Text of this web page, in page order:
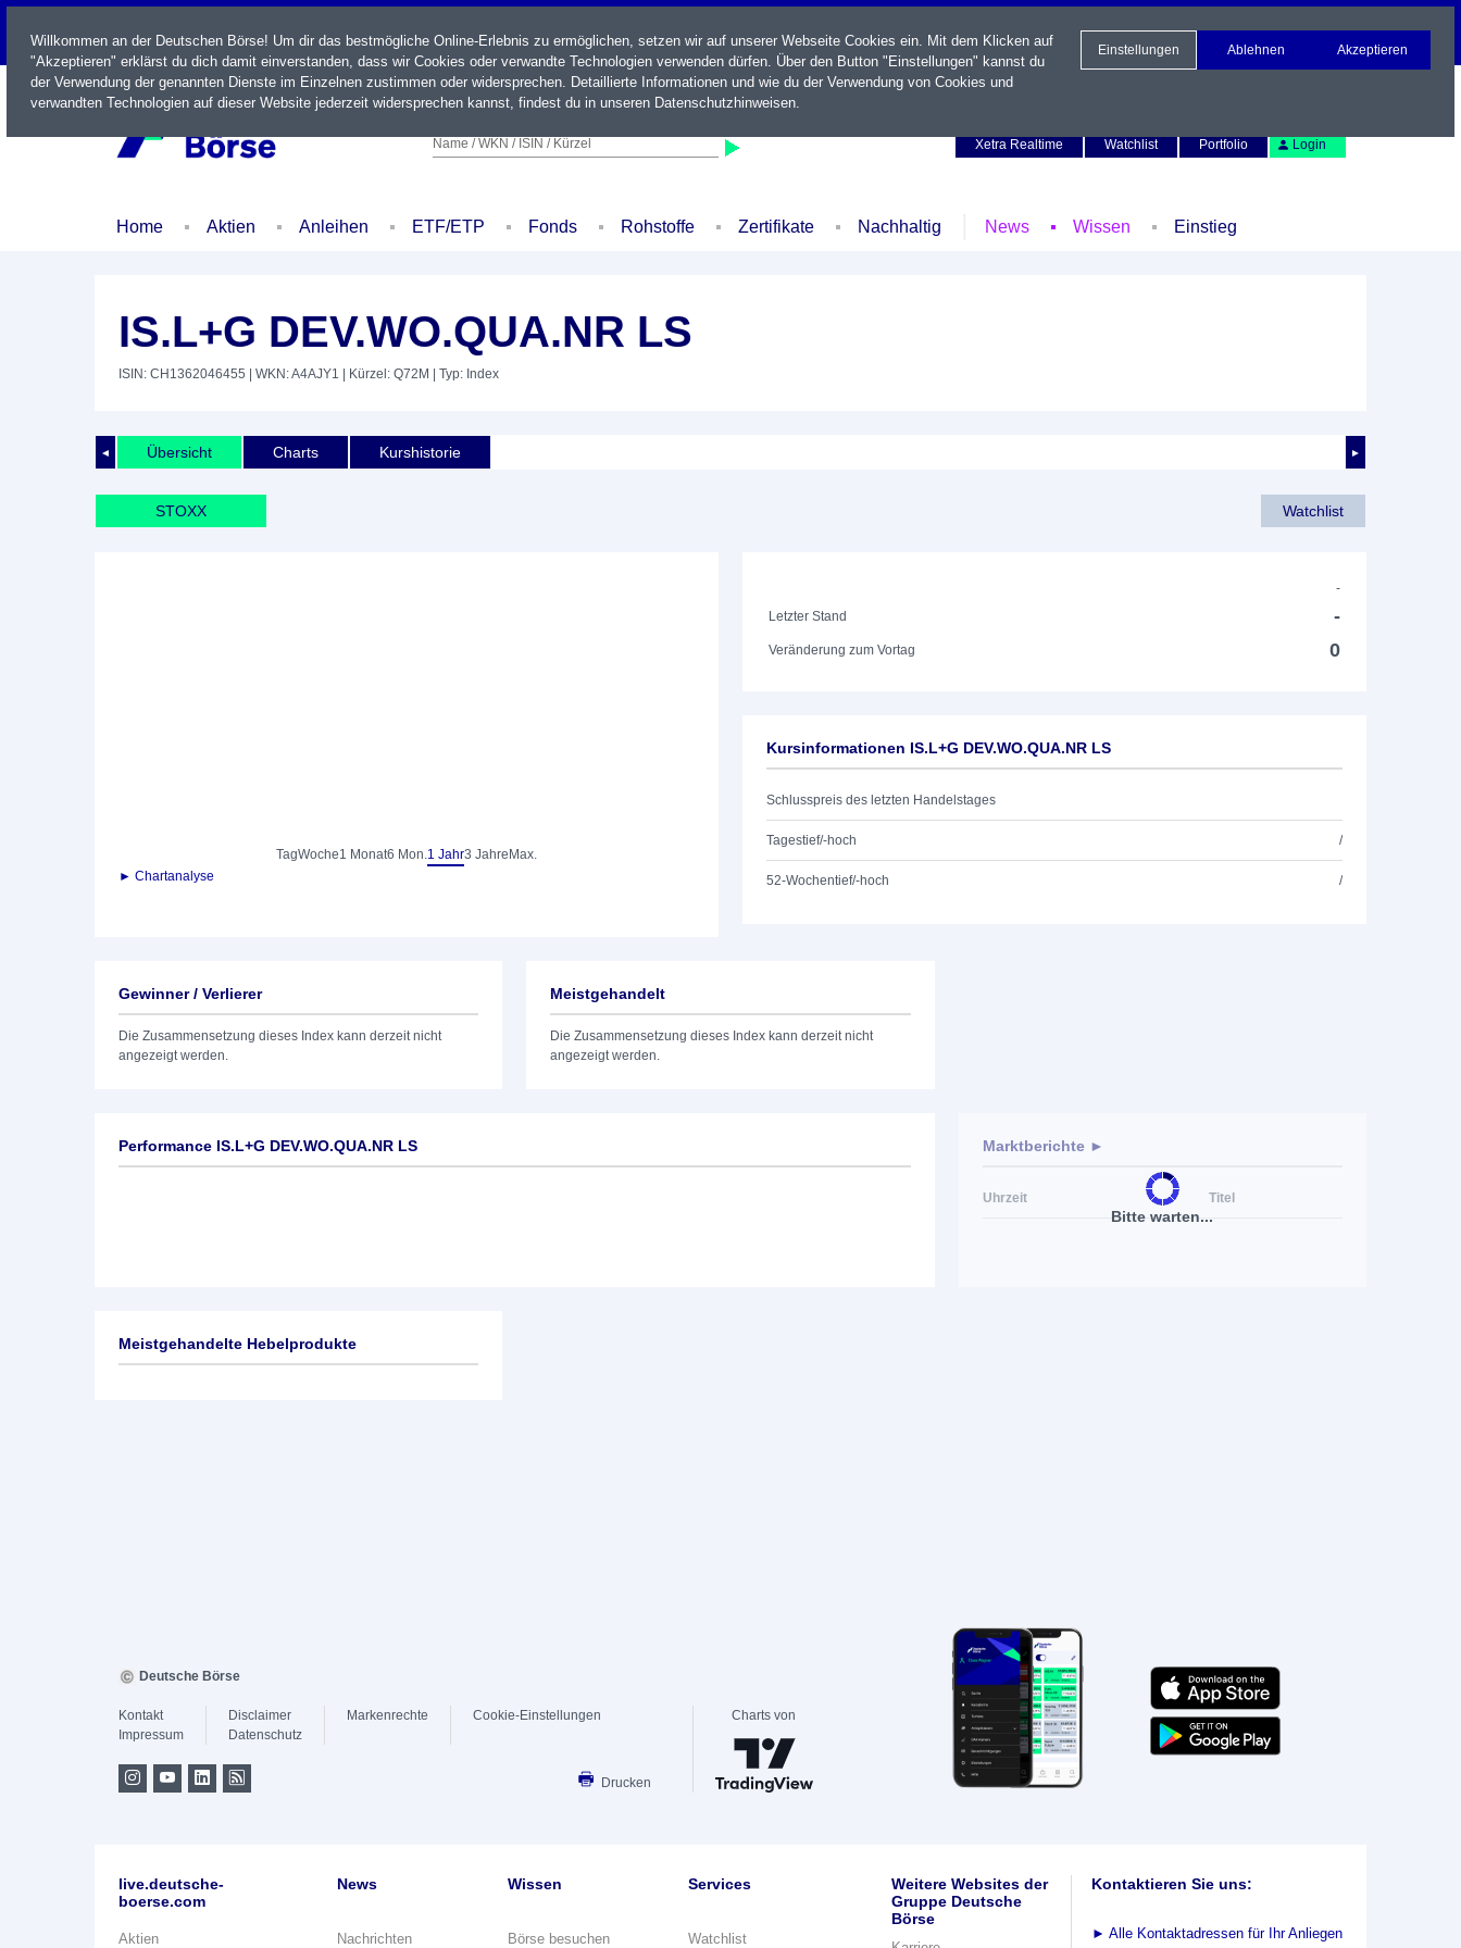
LIVE
Name / WKN / ISIN / Kürzel
Xetra Realtime
Watchlist Portfolio Login
Home Aktien Anleihen ETF/ETP Fonds Rohstoffe Zertifikate Nachhaltig News Wissen Einstieg
IS.L+G DEV.WO.QUA.NR LS
ISIN: CH1362046455 | WKN: A4AJY1 | Kürzel: Q72M | Typ: Index
◄ ►
Übersicht Charts Kurshistorie
STOXX Watchlist
TagWoche1 Monat6 Mon.1 Jahr3 Jahre Max.
► Chartanalyse
-
Letzter Stand
-
Veränderung zum Vortag 0
Kursinformationen IS.L+G DEV.WO.QUA.NR LS
Schlusspreis des letzten Handelstages
Tagestief/-hoch /
52-Wochentief/-hoch /
Gewinner / Verlierer
Die Zusammensetzung dieses Index kann derzeit nicht
angezeigt werden.
Meistgehandelt
Die Zusammensetzung dieses Index kann derzeit nicht
angezeigt werden.
Performance IS.L+G DEV.WO.QUA.NR LS
Bitte warten...
Marktberichte ►
Uhrzeit Titel
Meistgehandelte Hebelprodukte
Willkommen an der Deutschen Börse! Um dir das bestmögliche Online-Erlebnis zu ermöglichen, setzen wir auf unserer Webseite Cookies ein. Mit dem Klicken auf
"Akzeptieren" erklärst du dich damit einverstanden, dass wir Cookies oder verwandte Technologien verwenden dürfen. Über den Button "Einstellungen" kannst du
der Verwendung der genannten Dienste im Einzelnen zustimmen oder widersprechen. Detaillierte Informationen und wie du der Verwendung von Cookies und
verwandten Technologien auf dieser Website jederzeit widersprechen kannst, findest du in unseren Datenschutzhinweisen.
Einstellungen Ablehnen Akzeptieren
Deutsche Börse
Kontakt
Impressum
Disclaimer
Datenschutz
Markenrechte Cookie-Einstellungen
Drucken
Charts von
live.deutsche-
boerse.com
Aktien
News
Nachrichten
Wissen
Börse besuchen
Services
Watchlist
Weitere Websites der
Gruppe Deutsche
Börse
Kontaktieren Sie uns:
► Alle Kontaktadressen für Ihr Anliegen